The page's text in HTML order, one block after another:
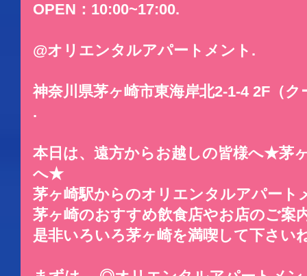
OPEN：10:00~17:00.
@オリエンタルアパートメント.
神奈川県茅ヶ崎市東海岸北2-1-4 2F（
.
本日は、遠方からお越しの皆様へ★茅
へ★
茅ヶ崎駅からのオリエンタルアパート
茅ヶ崎のおすすめ飲食店やお店のご案
是非いろいろ茅ヶ崎を満喫して下さい